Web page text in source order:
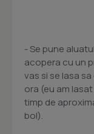
- Se pune
acopera cu un
vas si se lasa
ora (eu am
timp de
bol).